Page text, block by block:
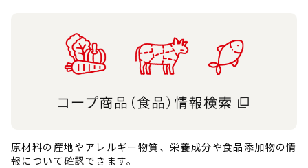
原材料の産地やアレルギー物質、栄養成分や食品添加物の情
報について確認できます。